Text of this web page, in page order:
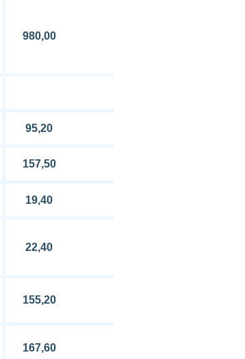
980,00
95,20
157,50
19,40
22,40
155,20
167,60